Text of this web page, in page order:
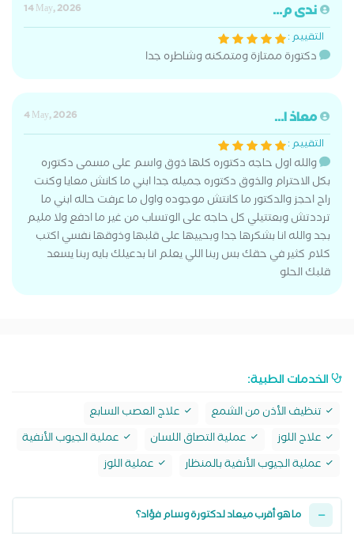
ندى م...
14 May, 2026
التقييم :
دكتورة ممتازة ومتمكنه وشاطره جدا
معاذ ا...
4 May, 2026
التقييم :
والله اول حاجه دكتوره كلها ذوق واسم على مسمى دكتوره
بكل الاحترام والذوق دكتوره جميله جدا ابني ما كانش معايا وكنت
راح احجز والدكتور ما كانتش موجوده واول ما عرفت حاله ابني ما
ترددتش وبعتتيلي كل حاجه على الوتساب من غير ما ادفع ولا مليم
بجد والله انا بشكرها جدا وبحييها على قلبها وذوقها نفسي اكتب
كلام كثير في حقك بس ربنا اللي يعلم انا بدعيلك بايه ربنا يسعد
قلبك الحلو
الخدمات الطبية:
تنظيف الأذن من الشمع
علاج العصب السابع
علاج اللوز
عملية التصاق اللسان
عملية الجيوب الأنفية
عملية الجيوب الأنفية بالمنظار
عملية اللوز
ما هو أقرب ميعاد لدكتورة وسام فؤاد؟